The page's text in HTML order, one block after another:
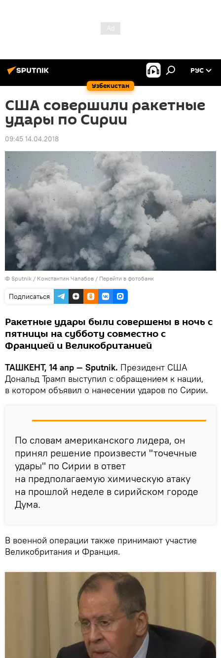
Узбекистан
РУС
США совершили ракетные
удары по Сирии
09:45 14.04.2018
© Sputnik / Константин Чалабов / Перейти в фотобанк
Подписаться
Ракетные удары были совершены в ночь с
пятницы на субботу совместно с
Францией и Великобританией
ТАШКЕНТ, 14 апр — Sputnik. Президент США
Дональд Трамп выступил с обращением к нации,
в котором объявил о нанесении ударов по Сирии.
По словам американского лидера, он
принял решение произвести "точечные
удары" по Сирии в ответ
на предполагаемую химическую атаку
на прошлой неделе в сирийском городе
Дума.
В военной операции также принимают участие
Великобритания и Франция.